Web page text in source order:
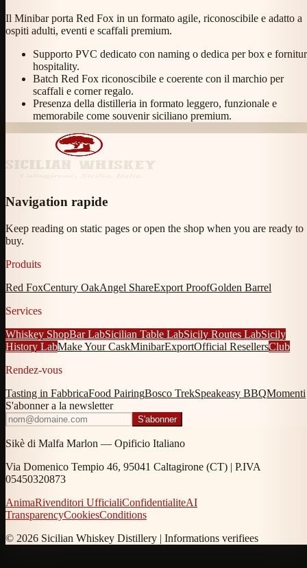
Il Minibar porta Red Fox in un formato agile, riconoscibile e adatto a
ospiti adulti, eventi e scaffali premium.
Supporto PVC dedicato con naming o dedica per box e
hospitality.
Batch Red Fox riconoscibile e coerente con il marchio per
scaffali e corner regalo.
Presenza della distilleria in formato leggero, funzionale e
memorabile come souvenir siciliano premium.
Navigation rapide
Keep reading on static pages or open the shop when you are ready to
buy.
Produits
Red FoxCentury OakAngel ShareExport ProofGolden Barrel
Services
Whiskey ShopBar LabSicilian Table LabSicily Routes LabSicily
History LabMake Your CaskMinibarExportOfficial ResellersClub
Rendez-vous
Tasting in FabbricaFood PairingBosco TrekSpeakeasy BBQMomenti
S'abonner a la newsletter
S'abonner
Sikè di Malfa Marlon — Opificio Italiano
Via Domenico Tempio 46, 95041 Caltagirone (CT) | P.IVA
05450320873
AnimaRivenditori UfficialiConfidentialiteAI
TransparencyCookiesConditions
© 2026 Sicilian Whiskey Distillery | Informations verifiees